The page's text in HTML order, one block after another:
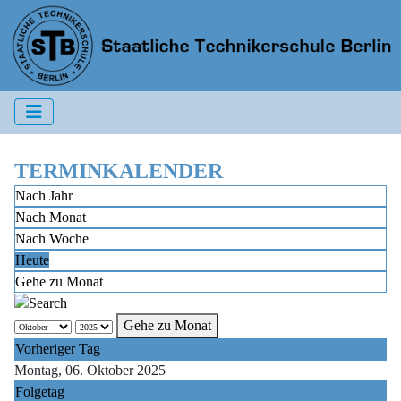
TERMINKALENDER
Nach Jahr
Nach Monat
Nach Woche
Heute
Gehe zu Monat
Gehe zu Monat
Vorheriger Tag
Montag, 06. Oktober 2025
Folgetag